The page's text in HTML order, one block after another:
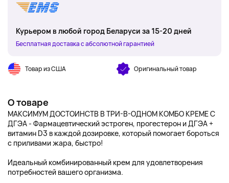
Курьером в любой город Беларуси за 15-20 дней
Бесплатная доставка с абсолютной гарантией
Товар из США Оригинальный товар
О товаре
МАКСИМУМ ДОСТОИНСТВ В ТРИ-В-ОДНОМ КОМБО КРЕМЕ С
ДГЭА - Фармацевтический эстроген, прогестерон и ДГЭА +
витамин D3 в каждой дозировке, который помогает бороться
с приливами жара, быстро!
Идеальный комбинированный крем для удовлетворения
потребностей вашего организма.